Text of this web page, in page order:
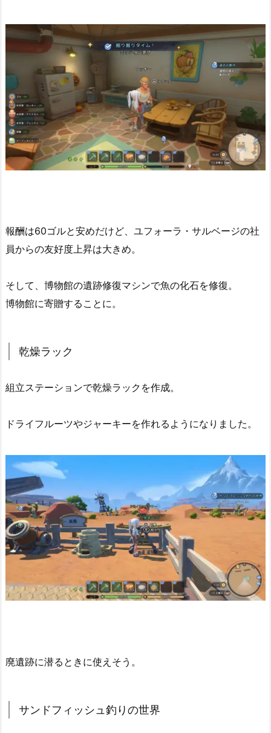
報酬は60ゴルと安めだけど、ユフォーラ・サルベージの社
員からの友好度上昇は大きめ。
そして、博物館の遺跡修復マシンで魚の化石を修復。
博物館に寄贈することに。
乾燥ラック
組立ステーションで乾燥ラックを作成。
ドライフルーツやジャーキーを作れるようになりました。
廃遺跡に潜るときに使えそう。
サンドフィッシュ釣りの世界